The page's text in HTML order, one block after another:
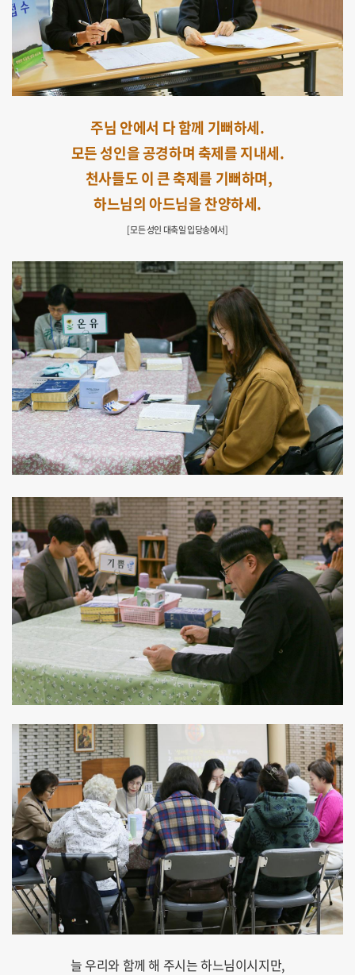
주님 안에서 다 함께 기뻐하세.
모든 성인을 공경하며 축제를 지내세.
천사들도 이 큰 축제를 기뻐하며,
하느님의 아드님을 찬양하세.
[모든 성인 대축일 입당송에서]
늘 우리와 함께 해 주시는 하느님이시지만,